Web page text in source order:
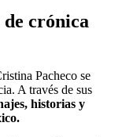
crónica
Pacheco se
A través de sus
historias y